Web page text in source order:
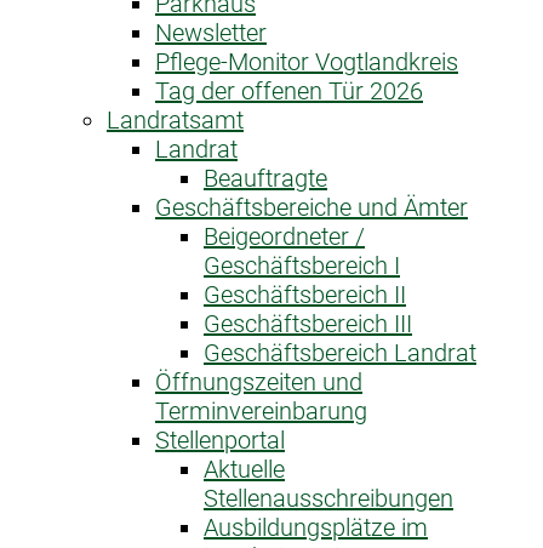
Newsletter
Pflege-Monitor Vogtlandkreis
Tag der offenen Tür 2026
Landratsamt
Landrat
Beauftragte
Geschäftsbereiche und Ämter
Beigeordneter /
Geschäftsbereich I
Geschäftsbereich II
Geschäftsbereich III
Geschäftsbereich Landrat
Öffnungszeiten und
Terminvereinbarung
Stellenportal
Aktuelle
Stellenausschreibungen
Ausbildungsplätze im